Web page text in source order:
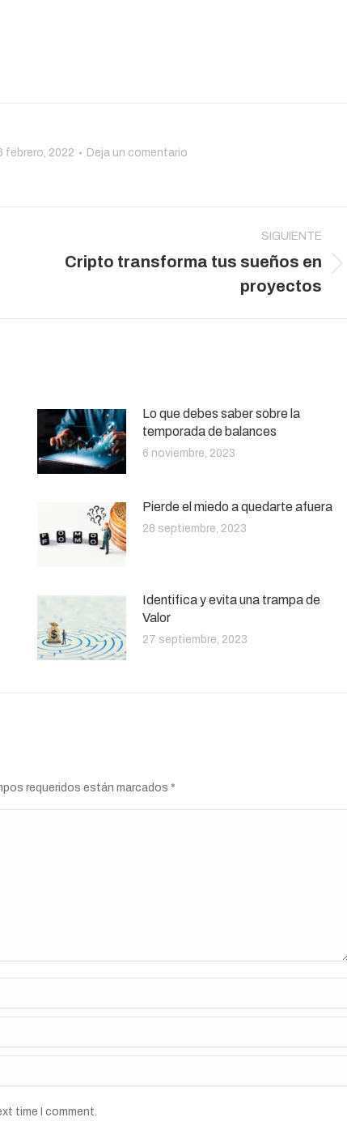
febrero, 2022 Deja un comentario
SIGUIENTE
Publicación
Cripto transforma tus sueños en
proyectos
Lo que debes saber sobre la
temporada de balances
6 noviembre, 2023
Pierde el miedo a quedarte afuera
28 septiembre, 2023
Identifica y evita una trampa de
Valor
27 septiembre, 2023
requeridos están marcados *
time I comment.